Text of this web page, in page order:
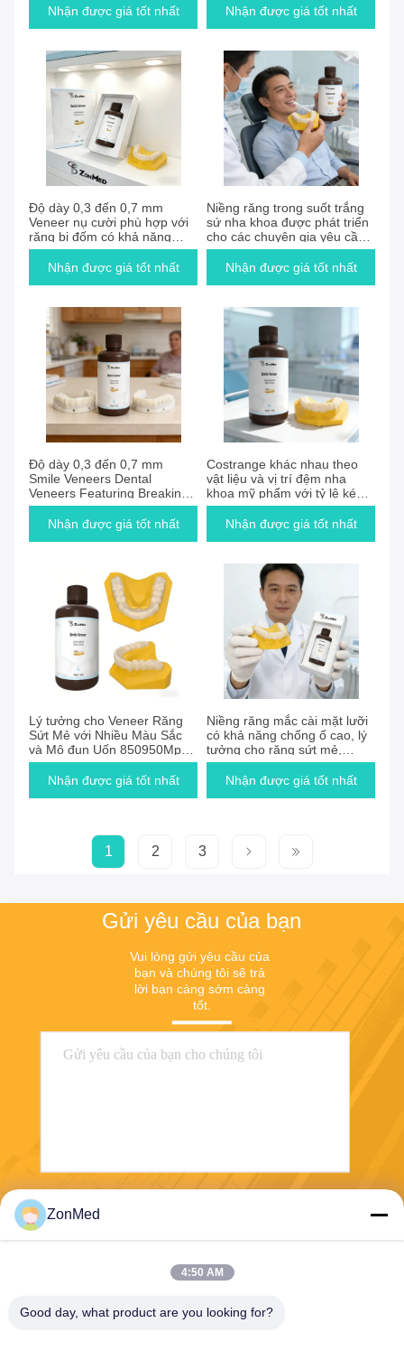
phòng khám nha khoa.
Nhận được giá tốt nhất
bềnNhận được giá tốt nhất
Độ dày 0,3 đến 0,7 mm
Veneer nụ cười phù hợp với
răng bị đốm có khả năng
chống đốm cao và hiệu quả
Nhận được giá tốt nhất
Niềng răng trong suốt trắng
sứ nha khoa được phát triển
cho các chuyên gia yêu cầu
và các thiết bị chỉnh nha
thẩm mỹ
Nhận được giá tốt nhất
Độ dày 0,3 đến 0,7 mm
Smile Veneers Dental
Veneers Featuring Breaking
Elongation Rate 92 phần
trăm Lý tưởng cho chuyên
Nhận được giá tốt nhất
Costrange khác nhau theo
vật liệu và vị trí đệm nha
khoa mỹ phẩm với tỷ lệ kéo
dài vỡ 92% Giải pháp bền và
chỉnh nha
Nhận được giá tốt nhất
Lý tưởng cho Veneer Răng
Sứt Mẻ với Nhiều Màu Sắc
và Mô đun Uốn 850950Mpa
Hoàn hảo cho Chuyên gia
Nha khoa
Nhận được giá tốt nhất
Niềng răng mắc cài mặt lưỡi
có khả năng chống ố cao, lý
tưởng cho răng sứt mẻ,
mang lại độ bám dính vượt
trội và cảm giác thoải mái khi
Nhận được giá tốt nhất
1 2 3
Gửi yêu cầu của bạn
Vui lòng gửi yêu cầu của
bạn và chúng tôi sẽ trả
lời bạn càng sớm càng
tốt.
ZonMed
4:50 AM
Good day, what product are you looking for?